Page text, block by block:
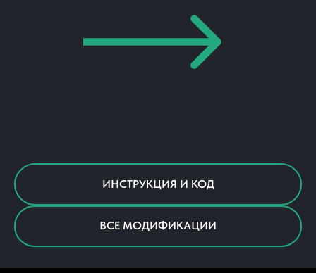
ИНСТРУКЦИЯ И КОД
ВСЕ МОДИФИКАЦИИ